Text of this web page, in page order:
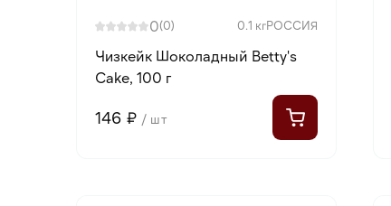
0(0) 0.1 кгРОССИЯ
Чизкейк Шоколадный Betty's
Cake, 100 г
146 ₽ / шт